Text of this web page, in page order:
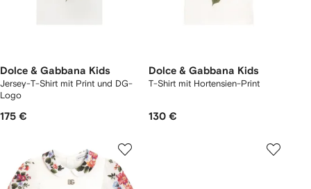
Dolce & Gabbana Kids
Jersey-T-Shirt mit Print und DG-
Logo
175 €
Dolce & Gabbana Kids
T-Shirt mit Hortensien-Print
130 €